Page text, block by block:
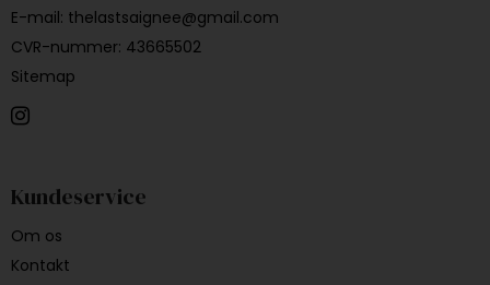
E-mail: thelastsaignee@gmail.com
CVR-nummer: 43665502
Sitemap
Kundeservice
Om os
Kontakt